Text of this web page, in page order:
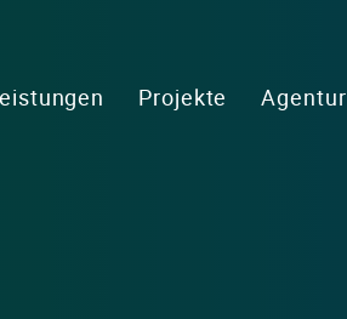
Projekte Agentur